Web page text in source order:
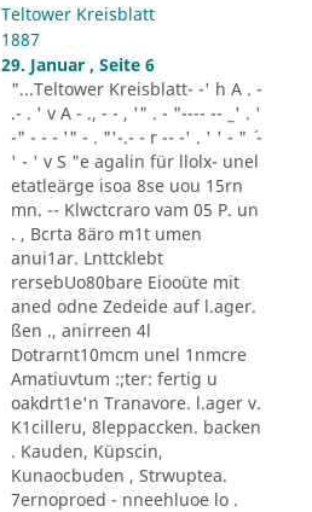
Teltower Kreisblatt
1887
29. Januar , Seite 6
"...Teltower Kreisblatt- -' h A . -
.- . ' v A - ., - - , '" . - "---- -- _' . '
-" - - - '" - . "'-.- - r -- -' . ' ' - " ´ -
' - ' v S "e agalin für llolx- unel
etatleärge isoa 8se uou 15rn
mn. -- Klwctcraro vam 05 P. un
. , Bcrta 8äro m1t umen
anui1ar. Lnttcklebt
rersebUo80bare Eiooüte mit
aned odne Zedeide auf l.ager.
ßen ., anirreen 4l
Dotrarnt10mcm unel 1nmcre
Amatiuvtum :;ter: fertig u
oakdrt1e'n Tranavore. l.ager v.
K1cilleru, 8leppaccken. backen
. Kauden, Küpscin,
Kunaocbuden , Strwuptea.
7ernoproed - nneehluoe lo .